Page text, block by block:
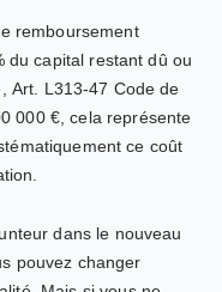
remboursement
du capital restant dû ou
Art. L313-47 Code de
000 €, cela représente
ce coût
dans le nouveau
pouvez changer